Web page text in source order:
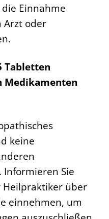
Einnahme
Arzt oder
Tabletten
Medikamenten
keine
Sie
Heilpraktiker über
einnehmen, um